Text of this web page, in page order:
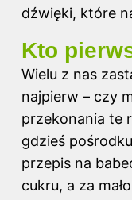
dźwięki, które
Kto
Wielu z nas
najpierw – czy
przekonania te
gdzieś
przepis na
cukru, a za